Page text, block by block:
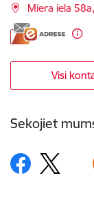
Miera iela
Visi
Sekojiet